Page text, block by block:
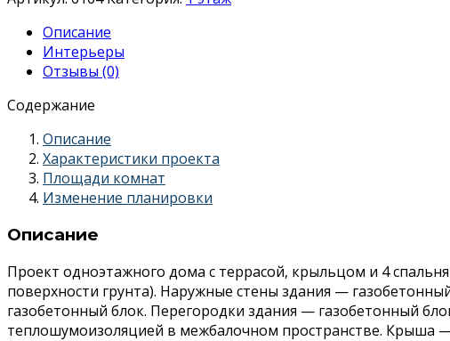
Описание
Интерьеры
Отзывы (0)
Содержание
Описание
Характеристики проекта
Площади комнат
Изменение планировки
Описание
Проект одноэтажного дома с террасой, крыльцом и 4
поверхности грунта). Наружные стены здания —
газобетонный блок. Перегородки здания — газобетонный
теплошумоизоляцией в межбалочном пространстве. Крыша